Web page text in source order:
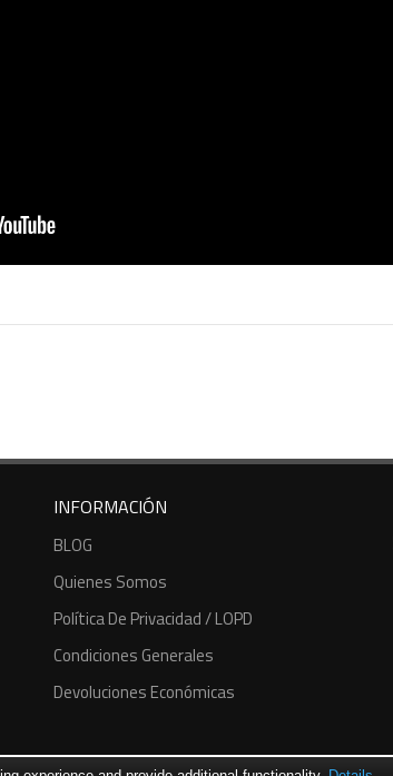
INFORMACIÓN
BLOG
Quienes Somos
Política De Privacidad / LOPD
Condiciones Generales
Devoluciones Económicas